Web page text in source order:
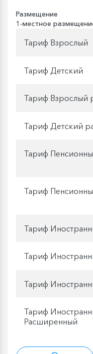
Размещение
1-местное
Тариф Взрослый
Тариф Детский
Тариф Взрослый
Тариф Детский
Тариф
Тариф
Тариф
Тариф
Тариф
Тариф
Расширенный